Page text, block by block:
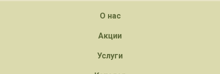
О нас
Акции
Услуги